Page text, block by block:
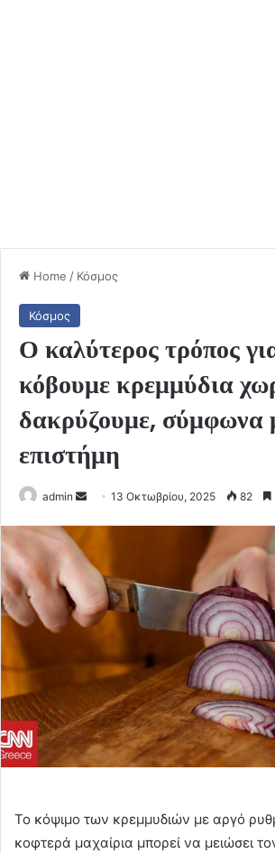
Home / Κόσμος
Κόσμος
Ο καλύτερος τρόπος
κόβουμε κρεμμύδια
δακρύζουμε, σύμφωνα
επιστήμη
admin
Send13 Οκτωβρίου, 2025 82
Το κόψιμο των κρεμμυδιών με αργό
κοφτερά μαχαίρια μπορεί να μειώσει